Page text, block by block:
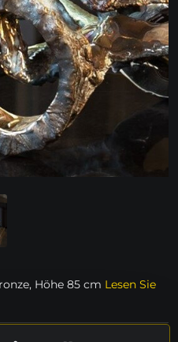
Höhe 85 cm Lesen Sie